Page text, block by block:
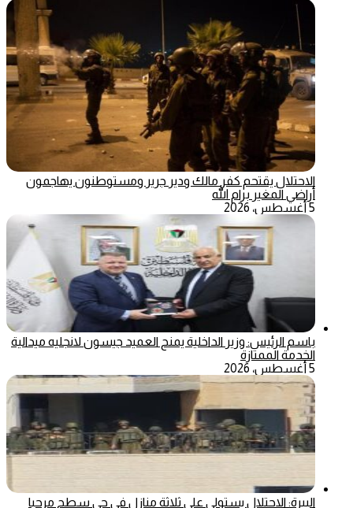
الاحتلال يقتحم كفر مالك ودير جرير ومستوطنون يهاجمون
أراضي المغير برام الله
5 أغسطس، 2026
باسم الرئيس: وزير الداخلية يمنح العميد جيسون لانجليه ميدالية
الخدمة الممتازة
5 أغسطس، 2026
البيرة: الاحتلال يستولي على ثلاثة منازل في حي سطح مرحبا